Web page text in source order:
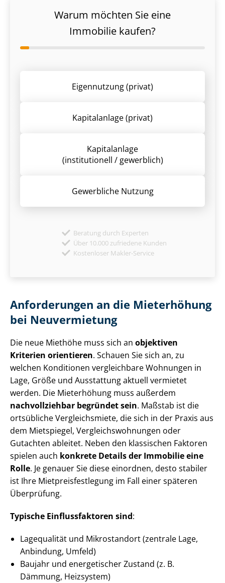
Warum möchten Sie eine
Immobilie kaufen?
Eigennutzung (privat)
Kapitalanlage (privat)
Kapitalanlage
(institutionell / gewerblich)
Gewerbliche Nutzung
Beratung durch Experten
Über 10.000 zufriedene Kunden
Kostenloser Makler-Service
Anforderungen an die Mieterhöhung
bei Neuvermietung
Die neue Miethöhe muss sich an objektiven
Kriterien orientieren. Schauen Sie sich an, zu
welchen Konditionen vergleichbare Wohnungen in
Lage, Größe und Ausstattung aktuell vermietet
werden. Die Mieterhöhung muss außerdem
nachvollziehbar begründet sein. Maßstab ist die
ortsübliche Vergleichsmiete, die sich in der Praxis aus
dem Mietspiegel, Ver­gleichs­woh­nun­gen oder
Gutachten ableitet. Neben den klassischen Faktoren
spielen auch konkrete Details der Immobilie eine
Rolle. Je genauer Sie diese einordnen, desto stabiler
ist Ihre Miet­preis­fest­le­gung im Fall einer späteren
Überprüfung.
Typische Ein­fluss­fak­to­ren sind:
Lagequalität und Mikrostandort (zentrale Lage,
Anbindung, Umfeld)
Baujahr und energetischer Zustand (z. B.
Dämmung, Heizsystem)